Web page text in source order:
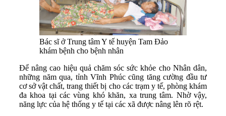
Bác sĩ ở Trung tâm Y tế huyện Tam Đảo
khám bệnh cho bệnh nhân
Để nâng cao hiệu quả chăm sóc sức khỏe cho Nhân dân,
những năm qua, tỉnh Vĩnh Phúc cũng tăng cường đầu tư
cơ sở vật chất, trang thiết bị cho các trạm y tế, phòng khám
đa khoa tại các vùng khó khăn, xa trung tâm. Nhờ vậy,
năng lực của hệ thống y tế tại các xã được nâng lên rõ rệt.